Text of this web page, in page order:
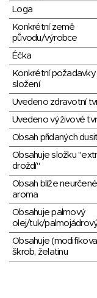
Loga
Konkrétní země
původu/výrobce
Éčka
Konkrétní požadavky
složení
Uvedeno zdravotní
Uvedeno výživové
Obsah přidaných
Obsahuje složku
droždí"
Obsah blíže
aroma
Obsahuje palmový
olej/tuk/
Obsahuje
škrob, želatinu